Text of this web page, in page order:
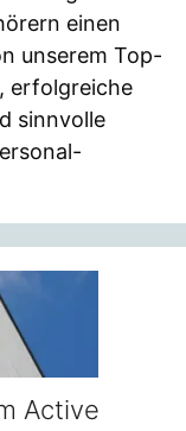
einen
unserem Top-
erfolgreiche
sinnvolle
Active